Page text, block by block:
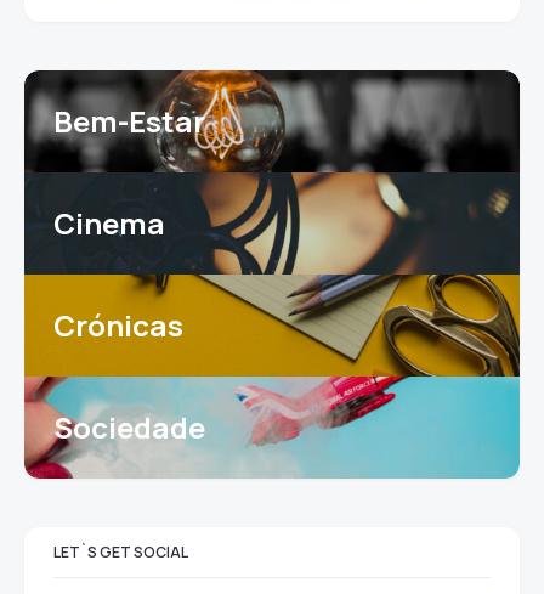
Bem-Estar
Cinema
Crónicas
Sociedade
LET`S GET SOCIAL